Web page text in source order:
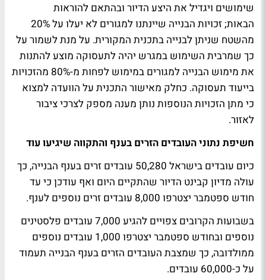
שימושים ויגדיל את היצע הדיור ובהתאם להוראות
הבאות; זכויות הבנייה שיינתנו למגורים לא יעלו על 20%
מהשטח שניתן לבנייה בתכנית המקורית. על מנת לשמור על
כך שמרבית השימוש במגרש יהיה לתעסוקה מוצע להתנות
את מימוש הבנייה למגורים במימוש לפחות מ-80% מהזכויות
בייעוד תעסוקה. כחלק מאישור התכנית על הוועדה למצוא
כי מתן הזכויות הנוספות נותן מענה מספק לצרכי ציבור
לאזור.
חשיפת נתוני העובדים הזרים בענף והתקווה שיגיעו עוד
כיום עובדים בישראל 50,280 עובדים זרים בענף הבנייה, כך
עולה מדיון קבינט הדיור שהתקיים היום ואף עודכן כי עד
חודש ספטמבר יצטרפו 8,000 עובדים זרים נוספים לענף.
בשבועות הקרובים צפויים להגיע 7,000 עובדים פלסטינים
נוספים ובחודש ספטמבר יצטרפו 1,000 עובדים נוספים
ממולדובה, כך שמצבת העובדים הזרים בענף הבנייה תעמוד
על כ-60,000 עובדים.